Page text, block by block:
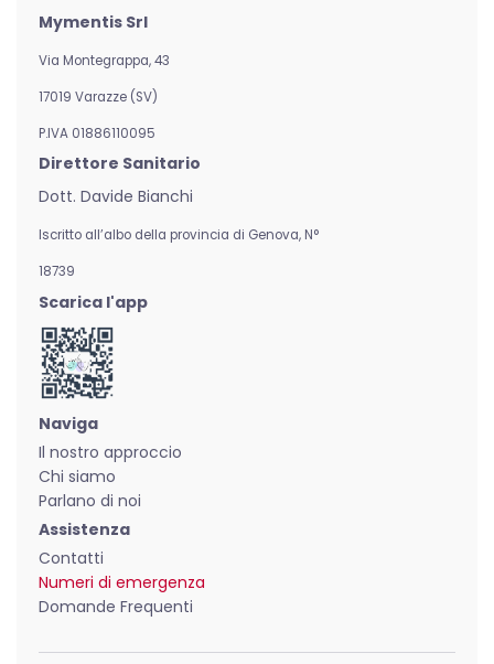
Mymentis Srl
Via Montegrappa, 43
17019 Varazze (SV)
P.IVA 01886110095
Direttore Sanitario
Dott. Davide Bianchi
Iscritto all’albo della provincia di Genova, N°
18739
Scarica l'app
Naviga
Il nostro approccio
Chi siamo
Parlano di noi
Assistenza
Contatti
Numeri di emergenza
Domande Frequenti